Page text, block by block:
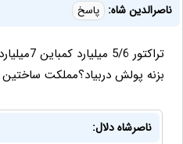
ناصرالدین شاه: پاسخ
تراکتور
بزنه پولش دربیاد؟مملکت
ناصرشاه دلال: